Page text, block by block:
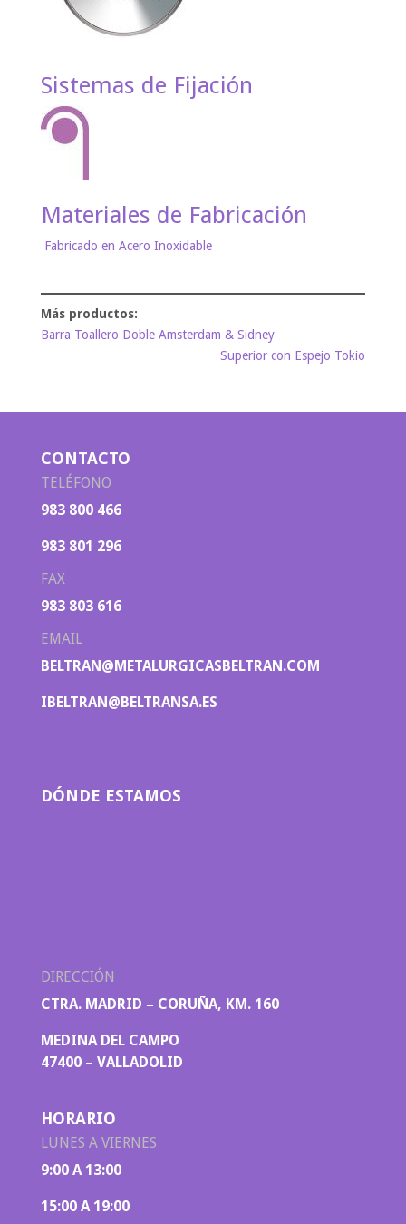
Sistemas de Fijación
Materiales de Fabricación
Fabricado en Acero Inoxidable
Barra Toallero Doble Amsterdam & Sidney
Superior con Espejo Tokio
CONTACTO
TELÉFONO
983 800 466
983 801 296
FAX
983 803 616
EMAIL
BELTRAN@METALURGICASBELTRAN.COM
IBELTRAN@BELTRANSA.ES
DÓNDE ESTAMOS
DIRECCIÓN
CTRA. MADRID – CORUÑA, KM. 160
MEDINA DEL CAMPO
47400 – VALLADOLID
HORARIO
LUNES A VIERNES
9:00 A 13:00
15:00 A 19:00